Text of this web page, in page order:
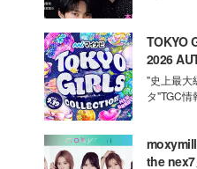
TOKYO
2026
デルプ
"史上最大
タ"TGC
the nex7